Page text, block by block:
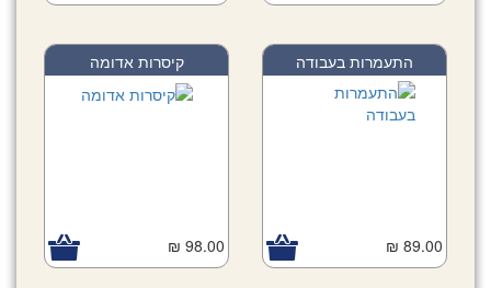
התעמרות בעבודה
89.00 ₪
קיסרות אדומה
98.00 ₪